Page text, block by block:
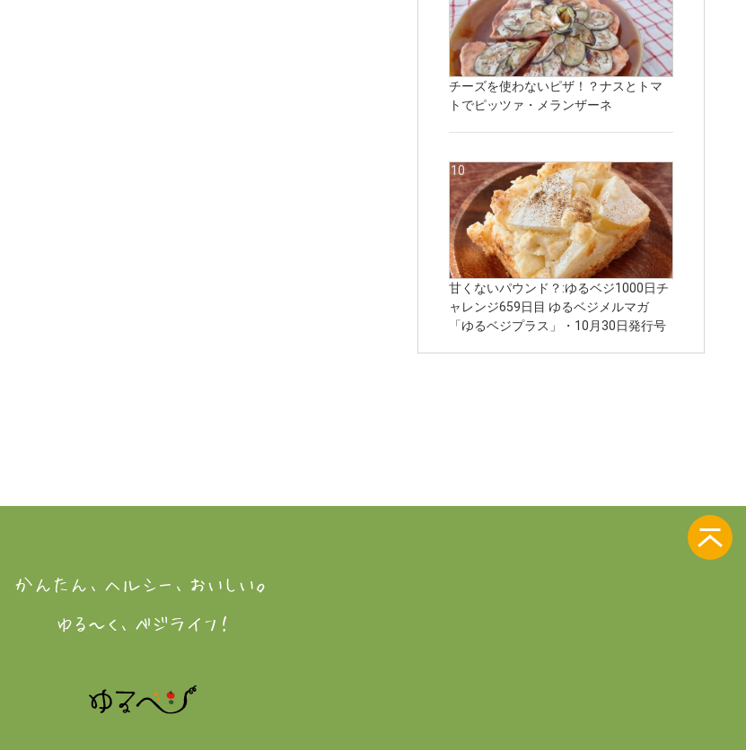
チーズを使わないピザ！？ナスとトマ
トでピッツァ・メランザーネ
甘くないパウンド？:ゆるベジ1000日チ
ャレンジ659日目 ゆるベジメルマガ
「ゆるベジプラス」・10月30日発行号
かんたん、ヘルシー、おいしい。
ゆる～く、ベジライフ！